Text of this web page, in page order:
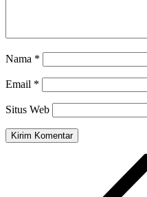
Nama *
Email *
Situs Web